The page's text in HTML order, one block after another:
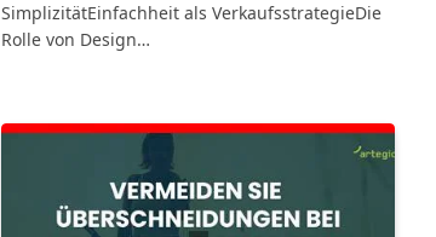
SimplizitätEinfachheit als VerkaufsstrategieDie
Rolle von Design…